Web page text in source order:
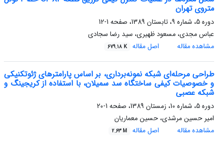
متروی تهران
دوره 5، شماره 9، تابستان 1389، صفحه
1-12
عباس مجدی، مسعود ظهیری، سید رضا سجادی
مشاهده مقاله
اصل مقاله 679.18 K
طراحی مرحله‌ای شبکه نمونه‌برداری، بر اساس پارامتر‌های ژئوتکنیکی
و خصوصیات کیفی ساختگاه سد سمیلان، با استفاده از کریجینگ و
شبکه عصبی
دوره 5، شماره 10، زمستان 1389، صفحه
1-20
امیر حسین مرشدی، حسین معماریان
مشاهده مقاله
اصل مقاله 2.63 M